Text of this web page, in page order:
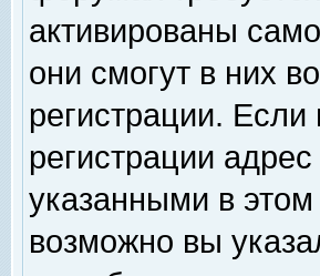
активированы
они смогут в них
регистрации.
регистрации
указанными в
возможно вы